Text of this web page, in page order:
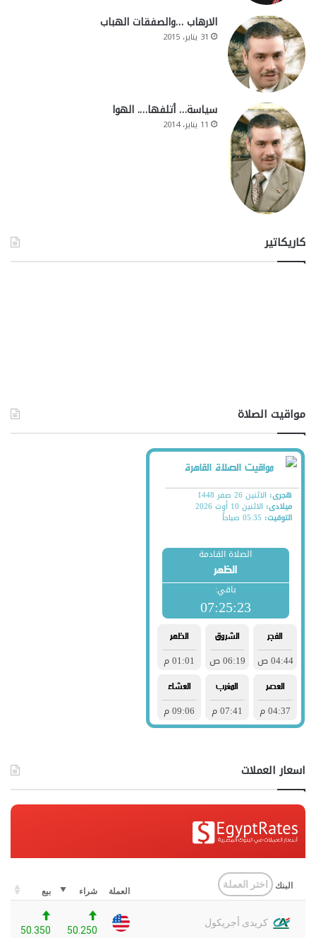
الارهاب …والصفقات الهباب
31 يناير، 2015
سياسة… أتلفها…. الهوا
11 يناير، 2014
كاريكاتير
مواقيت الصلاة
اسعار العملات